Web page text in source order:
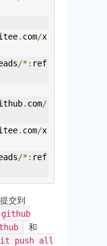
. com/x
/*: ref
. com/
. com/x
/*: ref
交到
和
push all